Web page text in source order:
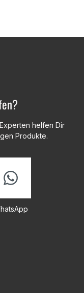
helfen Dir
Produkte.